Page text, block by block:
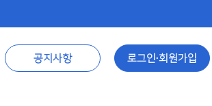
공지사항 로그인∙회원가입